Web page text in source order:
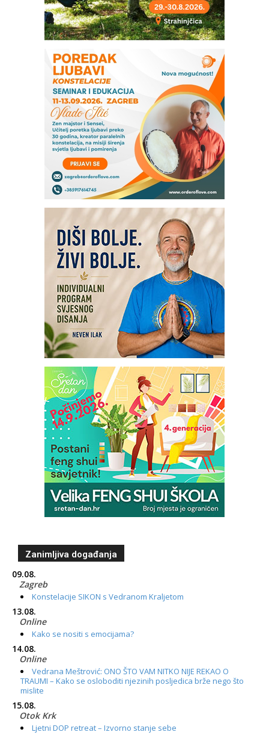
Zanimljiva događanja
09.08.
Zagreb
Konstelacije SIKON s Vedranom Kraljetom
13.08.
Online
Kako se nositi s emocijama?
14.08.
Online
Vedrana Meštrović: ONO ŠTO VAM NITKO NIJE REKAO O
TRAUMI – Kako se osloboditi njezinih posljedica brže nego što
mislite
15.08.
Otok Krk
Ljetni DOP retreat – Izvorno stanje sebe